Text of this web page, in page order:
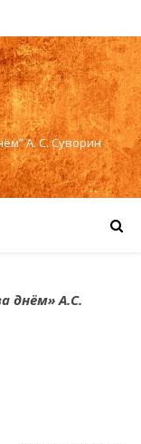
А. С. Суворин
днём» А.С.